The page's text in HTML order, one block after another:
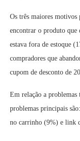
Os três maiores motivos
encontrar o produto que
estava fora de estoque
compradores que
cupom de desconto de
Em relação a problemas
problemas principais
no carrinho (9%) e link